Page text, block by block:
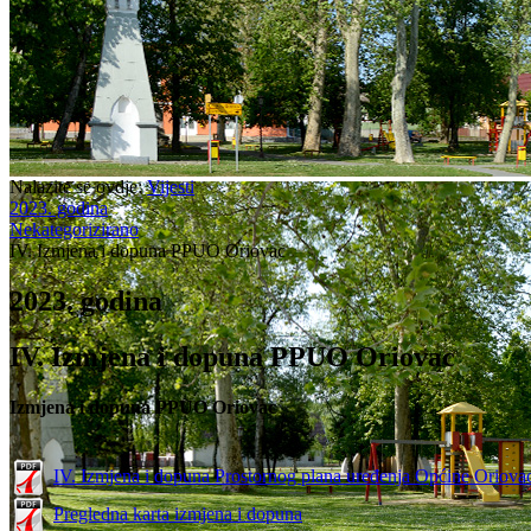
Nalazite se ovdje:Vijesti
2023. godina
Nekategorizirano
IV. Izmjena i dopuna PPUO Oriovac
2023. godina
IV. Izmjena i dopuna PPUO Oriovac
Izmjena i dopuna PPUO Oriovac
IV. Izmjena i dopuna Prostornog plana uređenja Općine
Pregledna karta izmjena i dopuna